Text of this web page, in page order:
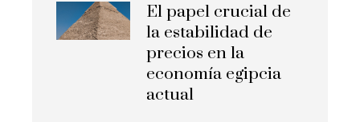
El papel crucial de
la estabilidad de
precios en la
economía egipcia
actual